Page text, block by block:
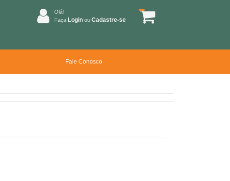
Olá!
Faça Login ou Cadastre-se
Fale Conosco